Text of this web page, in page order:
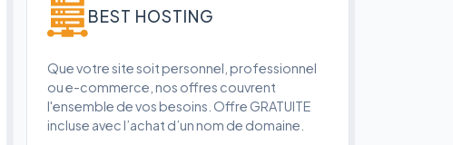
BEST HOSTING
Que votre site soit personnel, professionnel
ou e-commerce, nos offres couvrent
l'ensemble de vos besoins. Offre GRATUITE
incluse avec l’achat d’un nom de domaine.